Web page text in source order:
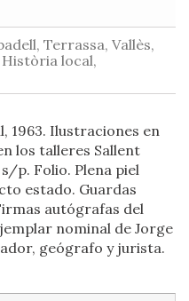
Terrassa, Vallès,
local,
1963. Ilustraciones en
los talleres Sallent
p. Folio. Plena piel
estado. Guardas
autógrafas del
nominal de Jorge
geógrafo y jurista.